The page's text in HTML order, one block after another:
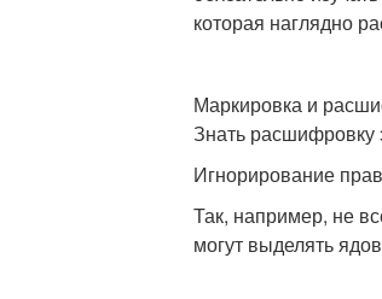
которая наглядно
Маркировка и
Знать расшифровку
Игнорирование
Так, например, не
могут выделять